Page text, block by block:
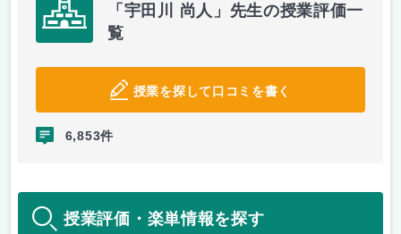
「宇田川 尚人」先生の授業評価一
覧
授業を探して口コミを書く
6,853件
授業評価・楽単情報を探す